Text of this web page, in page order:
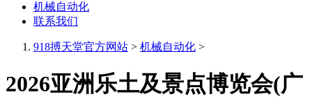
机械自动化
联系我们
918搏天堂官方网站 > 机械自动化 >
2026亚洲乐土及景点博览会(广